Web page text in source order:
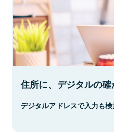
住所に、デジタルの確
デジタルアドレスで入力も検